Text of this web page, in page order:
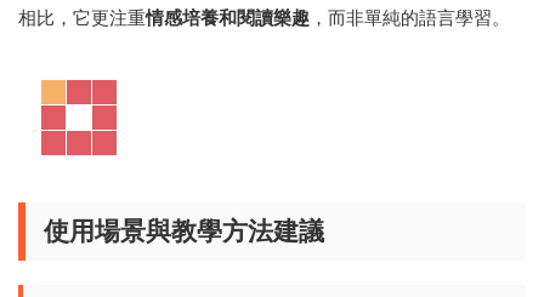
相比，它更注重情感培養和閱讀樂趣 ，而非單純的語言學習。
使用場景與教學方法建議